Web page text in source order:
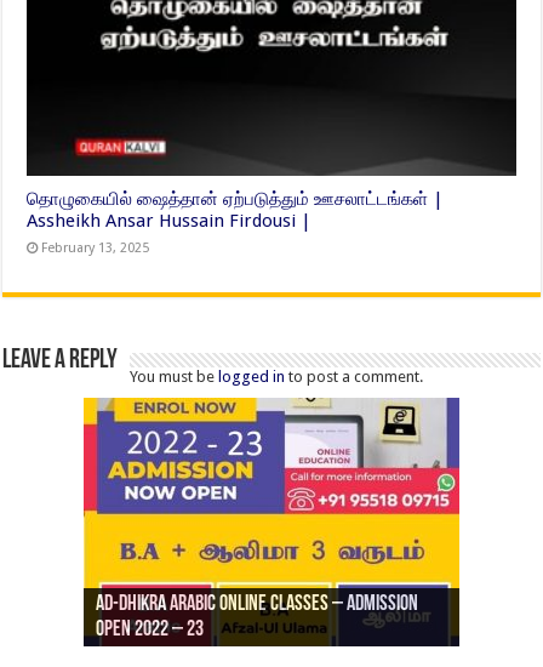
தொழுகையில் ஷைத்தான் ஏற்படுத்தும் ஊசலாட்டங்கள் |
Assheikh Ansar Hussain Firdousi |
February 13, 2025
Leave a Reply
You must belogged in to post a comment.
Ad-Dhikra Arabic Online Classes – Admission
Open 2022 – 23
Ad-Dhikra Arabic Online Classes – BA Arabic
AD DHIKRA ARABIC COLLEGE ADMISSION
ரியாத் ஜும்ஆ தமிழாக்கம், Jamia Al Hajiri
Masjid (Kuwait Masjid), Malaz, Riyadh